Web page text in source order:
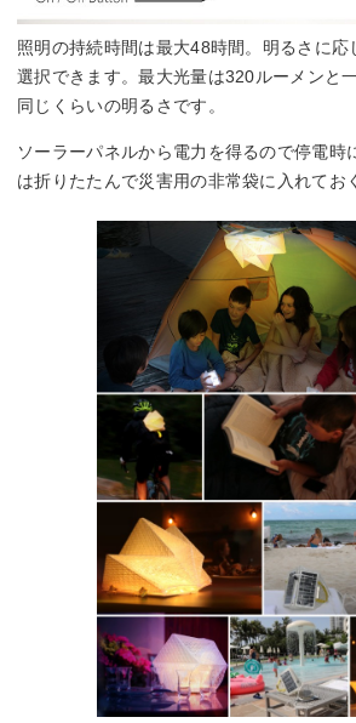
照明の持続時間は最大48時間。明るさに応
選択できます。最大光量は320ルーメンと
同じくらいの明るさです。
ソーラーパネルから電力を得るので停電時
は折りたたんで災害用の非常袋に入れてお